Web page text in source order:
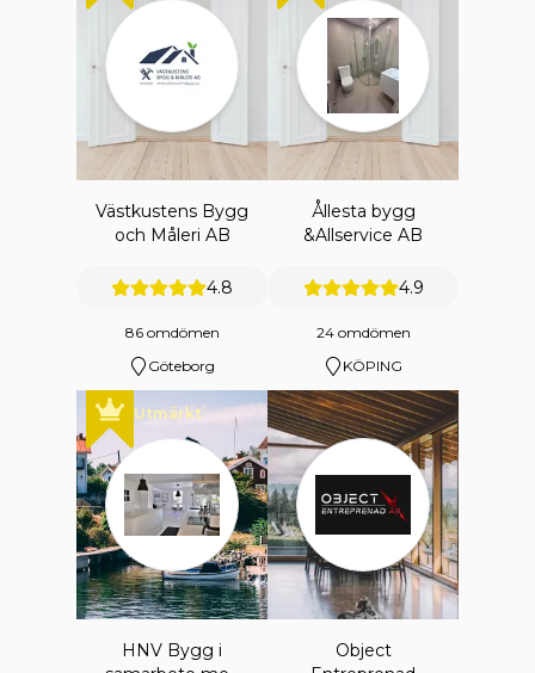
Västkustens Bygg
och Måleri AB
4.8
86 omdömen
Göteborg
Ållesta bygg
&Allservice AB
4.9
24 omdömen
KÖPING
Utmärkt
HNV Bygg i
Object